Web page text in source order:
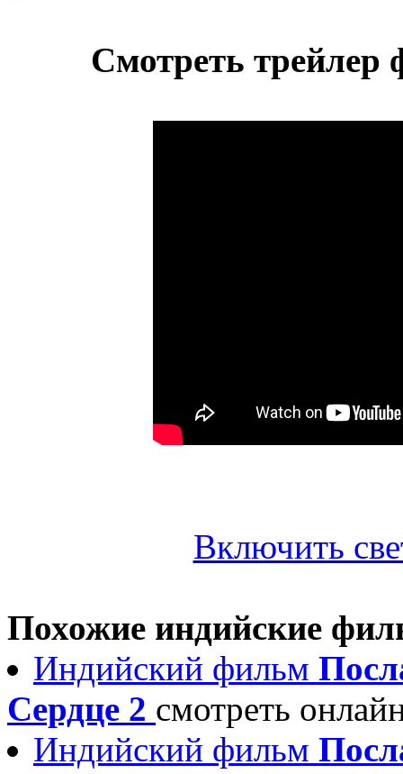
Смотреть
Включить
Похожие индийские
Индийский фильм
Сердце 2 смотреть
Индийский фильм